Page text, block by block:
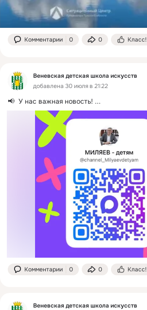
Комментарии 0 0 Класс!
Веневская детская школа искусств
добавлена 30 июля в 21:22
📢  У нас важная новость! ...
Комментарии 0 0 Класс!
Веневская детская школа искусств